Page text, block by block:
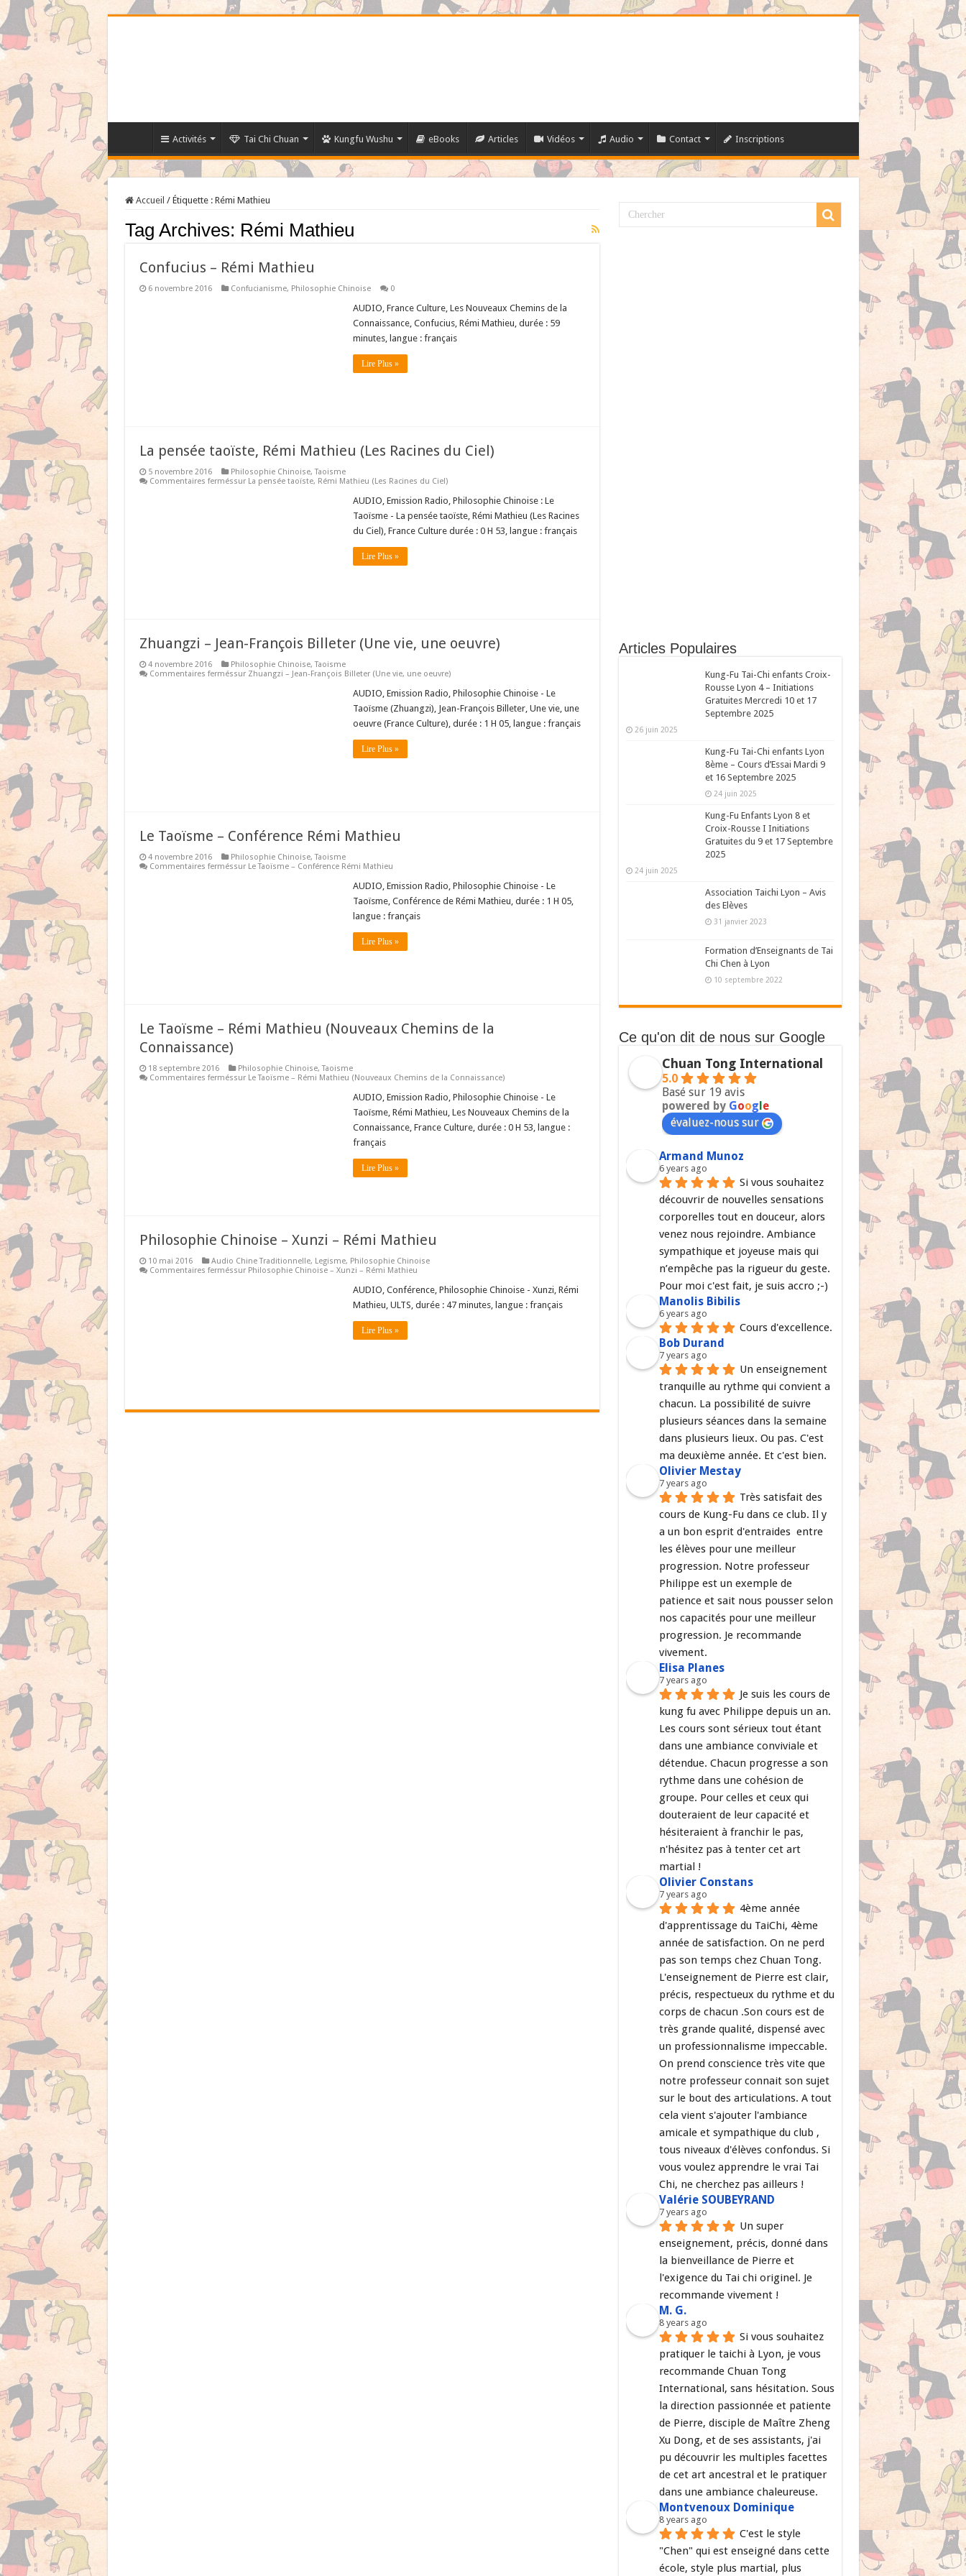
Activités Tai Chi Chuan Kungfu Wushu eBooks Articles Vidéos Audio Contact Inscriptions
Accueil / Étiquette : Rémi Mathieu
Tag Archives: Rémi Mathieu
Confucius – Rémi Mathieu
6 novembre 2016 Confucianisme, Philosophie Chinoise 0
AUDIO, France Culture, Les Nouveaux Chemins de la
Connaissance, Confucius, Rémi Mathieu, durée : 59
minutes, langue : français
Lire Plus »
La pensée taoïste, Rémi Mathieu (Les Racines du Ciel)
5 novembre 2016 Philosophie Chinoise,Taoisme
Commentaires ferméssur La pensée taoïste, Rémi Mathieu (Les Racines du Ciel)
AUDIO, Emission Radio, Philosophie Chinoise : Le
Taoïsme - La pensée taoïste, Rémi Mathieu (Les Racines
du Ciel), France Culture durée : 0 H 53, langue : français
Lire Plus »
Zhuangzi – Jean-François Billeter (Une vie, une oeuvre)
4 novembre 2016 Philosophie Chinoise,Taoisme
Commentaires ferméssur Zhuangzi – Jean-François Billeter (Une vie, une oeuvre)
AUDIO, Emission Radio, Philosophie Chinoise - Le
Taoïsme (Zhuangzi), Jean-François Billeter, Une vie, une
oeuvre (France Culture), durée : 1 H 05, langue : français
Lire Plus »
Le Taoïsme – Conférence Rémi Mathieu
4 novembre 2016 Philosophie Chinoise,Taoisme
Commentaires ferméssur Le Taoïsme – Conférence Rémi Mathieu
AUDIO, Emission Radio, Philosophie Chinoise - Le
Taoïsme, Conférence de Rémi Mathieu, durée : 1 H 05,
langue : français
Lire Plus »
Le Taoïsme – Rémi Mathieu (Nouveaux Chemins de la
Connaissance)
18 septembre 2016 Philosophie Chinoise,Taoisme
Commentaires ferméssur Le Taoïsme – Rémi Mathieu (Nouveaux Chemins de la Connaissance)
AUDIO, Emission Radio, Philosophie Chinoise - Le
Taoïsme, Rémi Mathieu, Les Nouveaux Chemins de la
Connaissance, France Culture, durée : 0 H 53, langue :
français
Lire Plus »
Philosophie Chinoise – Xunzi – Rémi Mathieu
10 mai 2016 Audio Chine Traditionnelle, Legisme, Philosophie Chinoise
Commentaires ferméssur Philosophie Chinoise – Xunzi – Rémi Mathieu
AUDIO, Conférence, Philosophie Chinoise - Xunzi, Rémi
Mathieu, ULTS, durée : 47 minutes, langue : français
Lire Plus »
Articles Populaires
Kung-Fu Tai-Chi enfants Croix-
Rousse Lyon 4 – Initiations
Gratuites Mercredi 10 et 17
Septembre 2025
26 juin 2025
Kung-Fu Tai-Chi enfants Lyon
8ème – Cours d’Essai Mardi 9
et 16 Septembre 2025
24 juin 2025
Kung-Fu Enfants Lyon 8 et
Croix-Rousse I Initiations
Gratuites du 9 et 17 Septembre
2025
24 juin 2025
Association Taichi Lyon – Avis
des Elèves
31 janvier 2023
Formation d’Enseignants de Tai
Chi Chen à Lyon
10 septembre 2022
Ce qu'on dit de nous sur Google
Chuan Tong International
5.0
Basé sur 19 avis
powered by Goog e
évaluez-nous sur
Armand Munoz
6 years ago
Si vous souhaitez
découvrir de nouvelles sensations
corporelles tout en douceur, alors
venez nous rejoindre. Ambiance
sympathique et joyeuse mais qui
n’empêche pas la rigueur du geste.
Pour moi c'est fait, je suis accro ;-)
Manolis Bibilis
6 years ago
Cours d'excellence.
Bob Durand
7 years ago
Un enseignement
tranquille au rythme qui convient a
chacun. La possibilité de suivre
plusieurs séances dans la semaine
dans plusieurs lieux. Ou pas. C'est
ma deuxième année. Et c'est bien.
Olivier Mestay
7 years ago
Très satisfait des
cours de Kung-Fu dans ce club. Il y
a un bon esprit d'entraides  entre
les élèves pour une meilleur
progression. Notre professeur
Philippe est un exemple de
patience et sait nous pousser selon
nos capacités pour une meilleur
progression. Je recommande
vivement.
Elisa Planes
7 years ago
Je suis les cours de
kung fu avec Philippe depuis un an.
Les cours sont sérieux tout étant
dans une ambiance conviviale et
détendue. Chacun progresse a son
rythme dans une cohésion de
groupe. Pour celles et ceux qui
douteraient de leur capacité et
hésiteraient à franchir le pas,
n'hésitez pas à tenter cet art
martial !
Olivier Constans
7 years ago
4ème année
d'apprentissage du TaiChi, 4ème
année de satisfaction. On ne perd
pas son temps chez Chuan Tong.
L'enseignement de Pierre est clair,
précis, respectueux du rythme et du
corps de chacun .Son cours est de
très grande qualité, dispensé avec
un professionnalisme impeccable.
On prend conscience très vite que
notre professeur connait son sujet
sur le bout des articulations. A tout
cela vient s'ajouter l'ambiance
amicale et sympathique du club ,
tous niveaux d'élèves confondus. Si
vous voulez apprendre le vrai Tai
Chi, ne cherchez pas ailleurs !
Valérie SOUBEYRAND
7 years ago
Un super
enseignement, précis, donné dans
la bienveillance de Pierre et
l'exigence du Tai chi originel. Je
recommande vivement !
M. G.
8 years ago
Si vous souhaitez
pratiquer le taichi à Lyon, je vous
recommande Chuan Tong
International, sans hésitation. Sous
la direction passionnée et patiente
de Pierre, disciple de Maître Zheng
Xu Dong, et de ses assistants, j'ai
pu découvrir les multiples facettes
de cet art ancestral et le pratiquer
dans une ambiance chaleureuse.
Montvenoux Dominique
8 years ago
C'est le style
"Chen" qui est enseigné dans cette
école, style plus martial, plus